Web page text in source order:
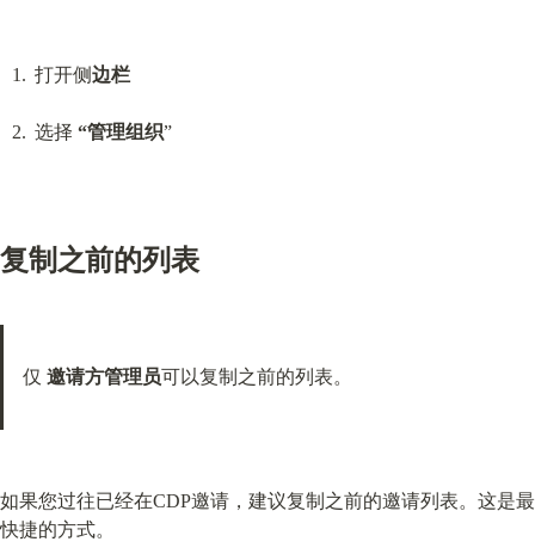
打开侧边栏
选择 “管理组织”
复制之前的列表
仅 邀请方管理员可以复制之前的列表。
如果您过往已经在CDP邀请，建议复制之前的邀请列表。这是最
快捷的方式。